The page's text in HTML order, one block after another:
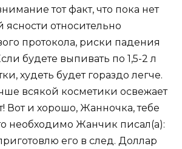
тот факт, что пока нет
ясности относительно
протокола, риски падения
будете выпивать по 1,5-2 л
худеть будет гораздо легче.
всякой косметики освежает
Вот и хорошо, Жанночка, тебе
необходимо Жанчик писал(а):
его в след. Доллар